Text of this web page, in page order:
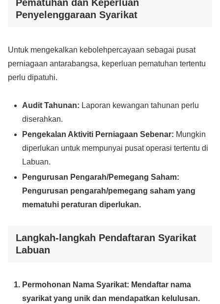
Pematuhan dan Keperluan
Penyelenggaraan Syarikat
Untuk mengekalkan kebolehpercayaan sebagai pusat
perniagaan antarabangsa, keperluan pematuhan tertentu
perlu dipatuhi.
Audit Tahunan: Laporan kewangan tahunan perlu
diserahkan.
Pengekalan Aktiviti Perniagaan Sebenar: Mungkin
diperlukan untuk mempunyai pusat operasi tertentu di
Labuan.
Pengurusan Pengarah/Pemegang Saham:
Pengurusan pengarah/pemegang saham yang
mematuhi peraturan diperlukan.
Langkah-langkah Pendaftaran Syarikat
Labuan
Permohonan Nama Syarikat: Mendaftar nama
syarikat yang unik dan mendapatkan kelulusan.